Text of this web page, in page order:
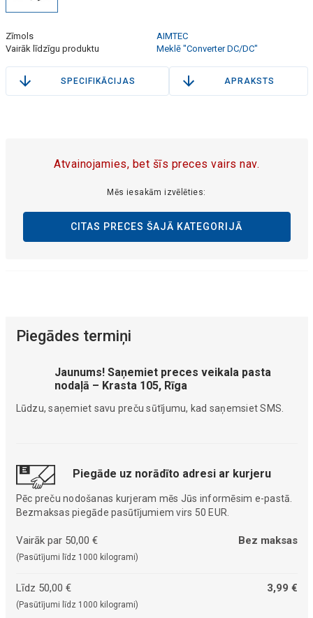
Zīmols
AIMTEC
Vairāk līdzīgu produktu
Meklē "Converter DC/DC"
SPECIFIKĀCIJAS APRAKSTS
Atvainojamies, bet šīs preces vairs nav.
Mēs iesakām izvēlēties:
CITAS PRECES ŠAJĀ KATEGORIJĀ
Piegādes termiņi
Jaunums! Saņemiet preces veikala pasta
nodaļā – Krasta 105, Rīga
Lūdzu, saņemiet savu preču sūtījumu, kad saņemsiet SMS.
Piegāde uz norādīto adresi ar kurjeru
Pēc preču nodošanas kurjeram mēs Jūs informēsim e-pastā.
Bezmaksas piegāde pasūtījumiem virs 50 EUR.
Vairāk par 50,00 €
(Pasūtījumi līdz 1000 kilogrami)
Bez maksas
Līdz 50,00 €
(Pasūtījumi līdz 1000 kilogrami)
3,99 €